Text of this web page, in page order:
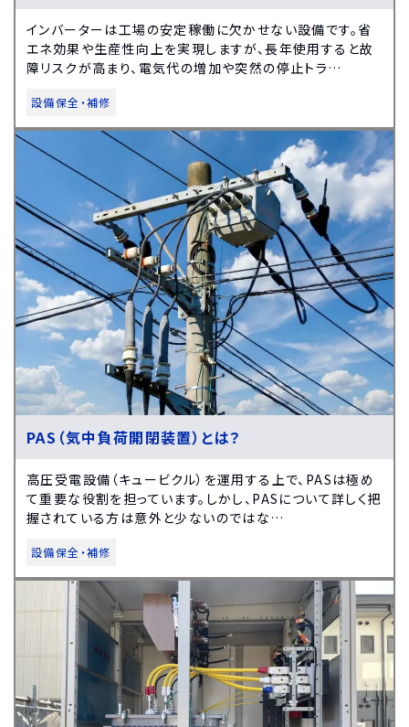
インバーターは工場の安定稼働に欠かせない設備です。省
エネ効果や生産性向上を実現しますが、長年使用すると故
障リスクが高まり、電気代の増加や突然の停止トラ…
設備保全・補修
PAS（気中負荷開閉装置）とは？
高圧受電設備（キュービクル）を運用する上で、PASは極め
て重要な役割を担っています。しかし、PASについて詳しく把
握されている方は意外と少ないのではな…
設備保全・補修